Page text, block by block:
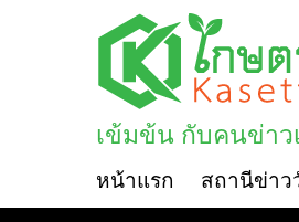
เข้มข้น กับคนข่าว
หน้าแรก สถานีข่าว